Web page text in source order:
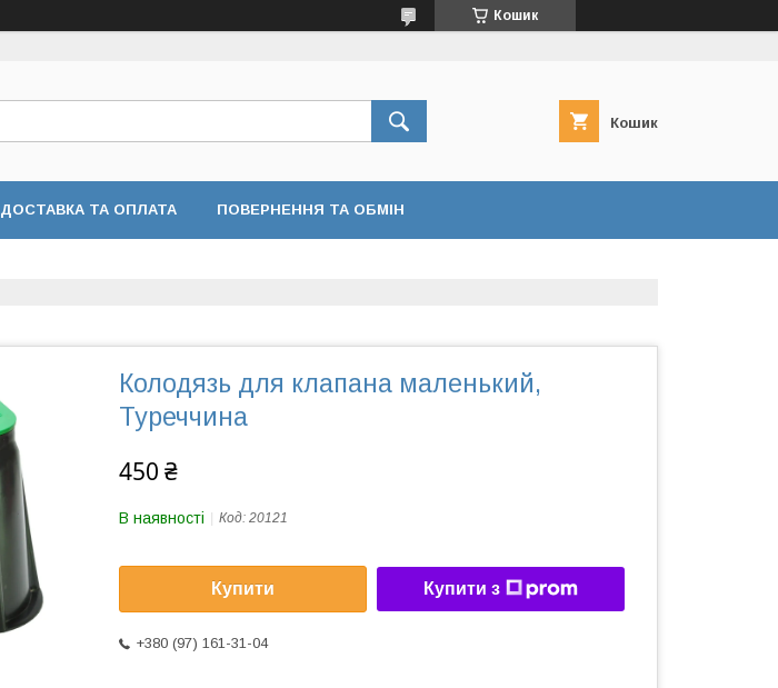
Кошик
Кошик
ДОСТАВКА ТА ОПЛАТА ПОВЕРНЕННЯ ТА ОБМІН
Колодязь для клапана маленький,
Туреччина
450 ₴
В наявності Код: 20121
Купити Купити з
+380 (97) 161-31-04